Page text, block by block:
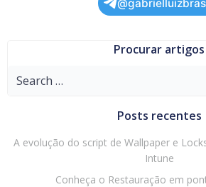
Procurar artigos
Search
Posts recentes
A evolução do script de Wallpaper e
Intune
Conheça o Restauração em